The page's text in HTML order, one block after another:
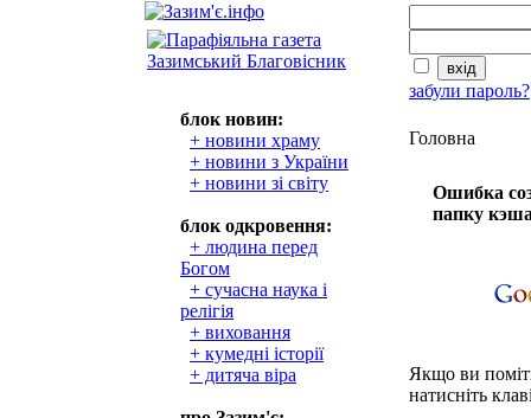
блок новин:
+ новини храму
+ новини з України
+ новини зі світу
блок одкровення:
+ людина перед
Богом
+ сучасна наука і
релігія
+ виховання
+ кумедні історії
+ дитяча віра
забули пароль?
Головна
Ошибка
папку
Якщо ви
натисніть